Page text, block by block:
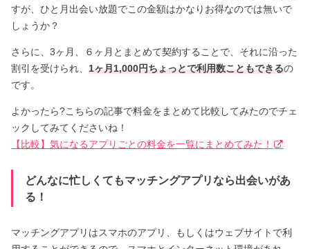
すが、ひと月出会い放題でこの金額はかなりお得なのでは無いで
しょうか？
さらに、3ヶ月、６ヶ月とまとめて契約することで、それに沿った
割引を受けられ、1ヶ月1,000円ちょっとで利用数こともできるの
です。
よかったら?こちらの記事で料金をまとめて比較してみたのでチェ
ックしてみてくださいね！
【比較】気になるアプリごとの料金を一覧にまとめてみた！
どんなに忙しくてもマッチングアプリなら出会いがあ
る！
マッチングアプリはスマホのアプリ、もしくはウェブサイトで利